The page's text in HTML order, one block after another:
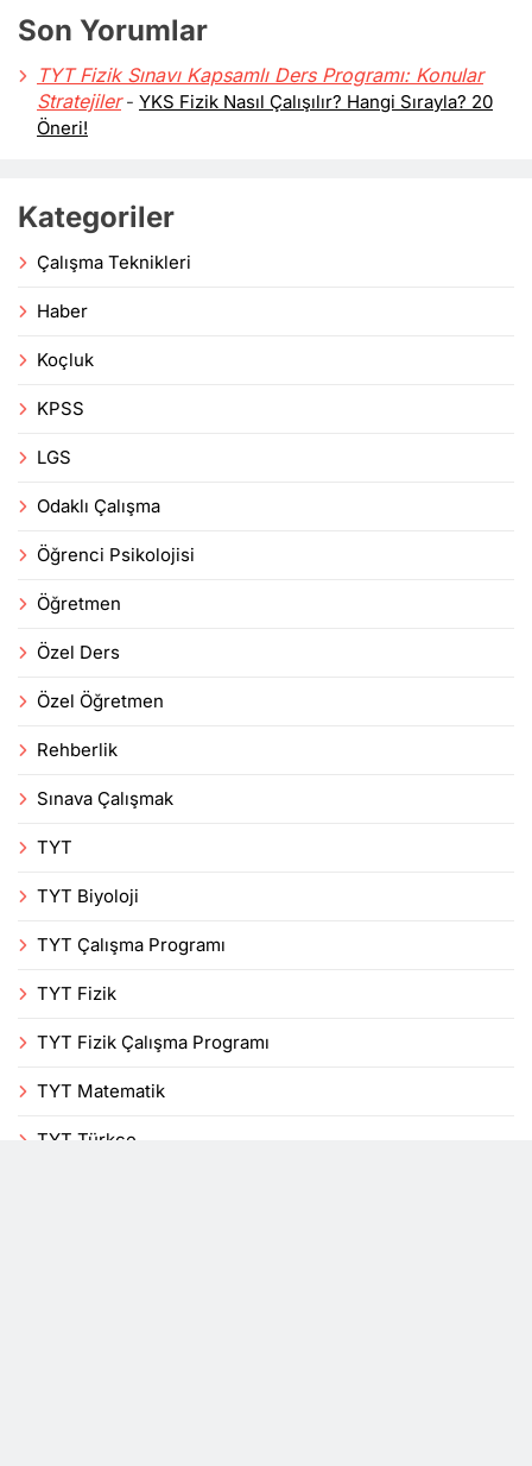
Son Yorumlar
TYT Fizik Sınavı Kapsamlı Ders Programı: Konular
Stratejiler- YKS Fizik Nasıl Çalışılır? Hangi Sırayla? 20
Öneri!
Kategoriler
Çalışma Teknikleri
Haber
Koçluk
KPSS
LGS
Odaklı Çalışma
Öğrenci Psikolojisi
Öğretmen
Özel Ders
Özel Öğretmen
Rehberlik
Sınava Çalışmak
TYT
TYT Biyoloji
TYT Çalışma Programı
TYT Fizik
TYT Fizik Çalışma Programı
TYT Matematik
TYT Türkçe